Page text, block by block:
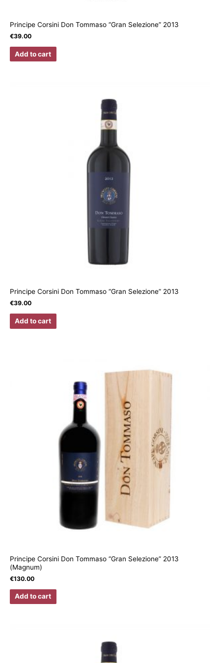
Principe Corsini Don Tommaso “Gran Selezione” 2013
€39.00
Add to cart
Principe Corsini Don Tommaso “Gran Selezione” 2013
€39.00
Add to cart
Principe Corsini Don Tommaso “Gran Selezione” 2013
(Magnum)
€130.00
Add to cart